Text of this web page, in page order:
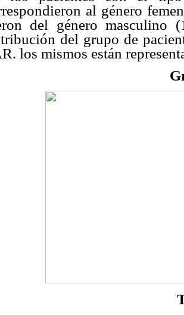
al género
del género masculino
del grupo de
los mismos están